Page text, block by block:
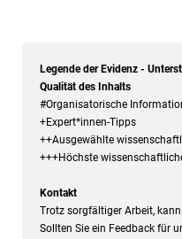
Legende der Evidenz -
Qualität des Inhalts
#Organisatorische
+Expert*innen-Tipps
++Ausgewählte
+++Höchste
Kontakt
Trotz sorgfältiger Arbeit,
Sollten Sie ein Feedback für